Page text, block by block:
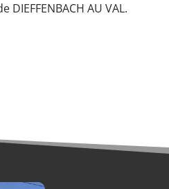
DIEFFENBACH AU VAL.